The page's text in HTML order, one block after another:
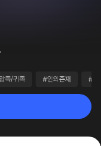
족/귀족 #인외존재 #선